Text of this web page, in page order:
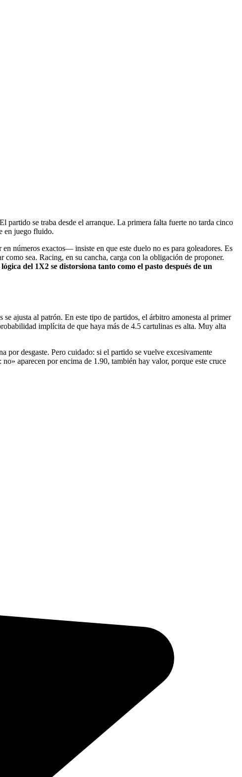
se traba desde el arranque. La primera falta fuerte no tarda cinco
en juego fluido.
números exactos— insiste en que este duelo no es para goleadores. Es
como sea. Racing, en su cancha, carga con la obligación de proponer.
del 1X2 se distorsiona tanto como el pasto después de un
ajusta al patrón. En este tipo de partidos, el árbitro amonesta al primer
implícita de que haya más de 4.5 cartulinas es alta. Muy alta
por desgaste. Pero cuidado: si el partido se vuelve excesivamente
aparecen por encima de 1.90, también hay valor, porque este cruce